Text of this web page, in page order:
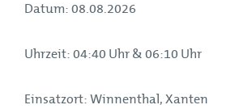
Datum: 08.08.2026
Uhrzeit: 04:40 Uhr & 06:10 Uhr
Einsatzort: Winnenthal, Xanten